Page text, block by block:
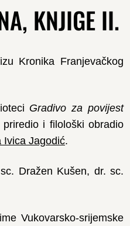
KNJIGE II.
Kronika Franjevačkog
Gradivo za povijest
priredio i filološki obradio
Ivica Jagodić.
Dražen Kušen, dr. sc.
Vukovarsko-srijemske